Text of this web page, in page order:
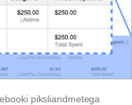
piksliandmetega